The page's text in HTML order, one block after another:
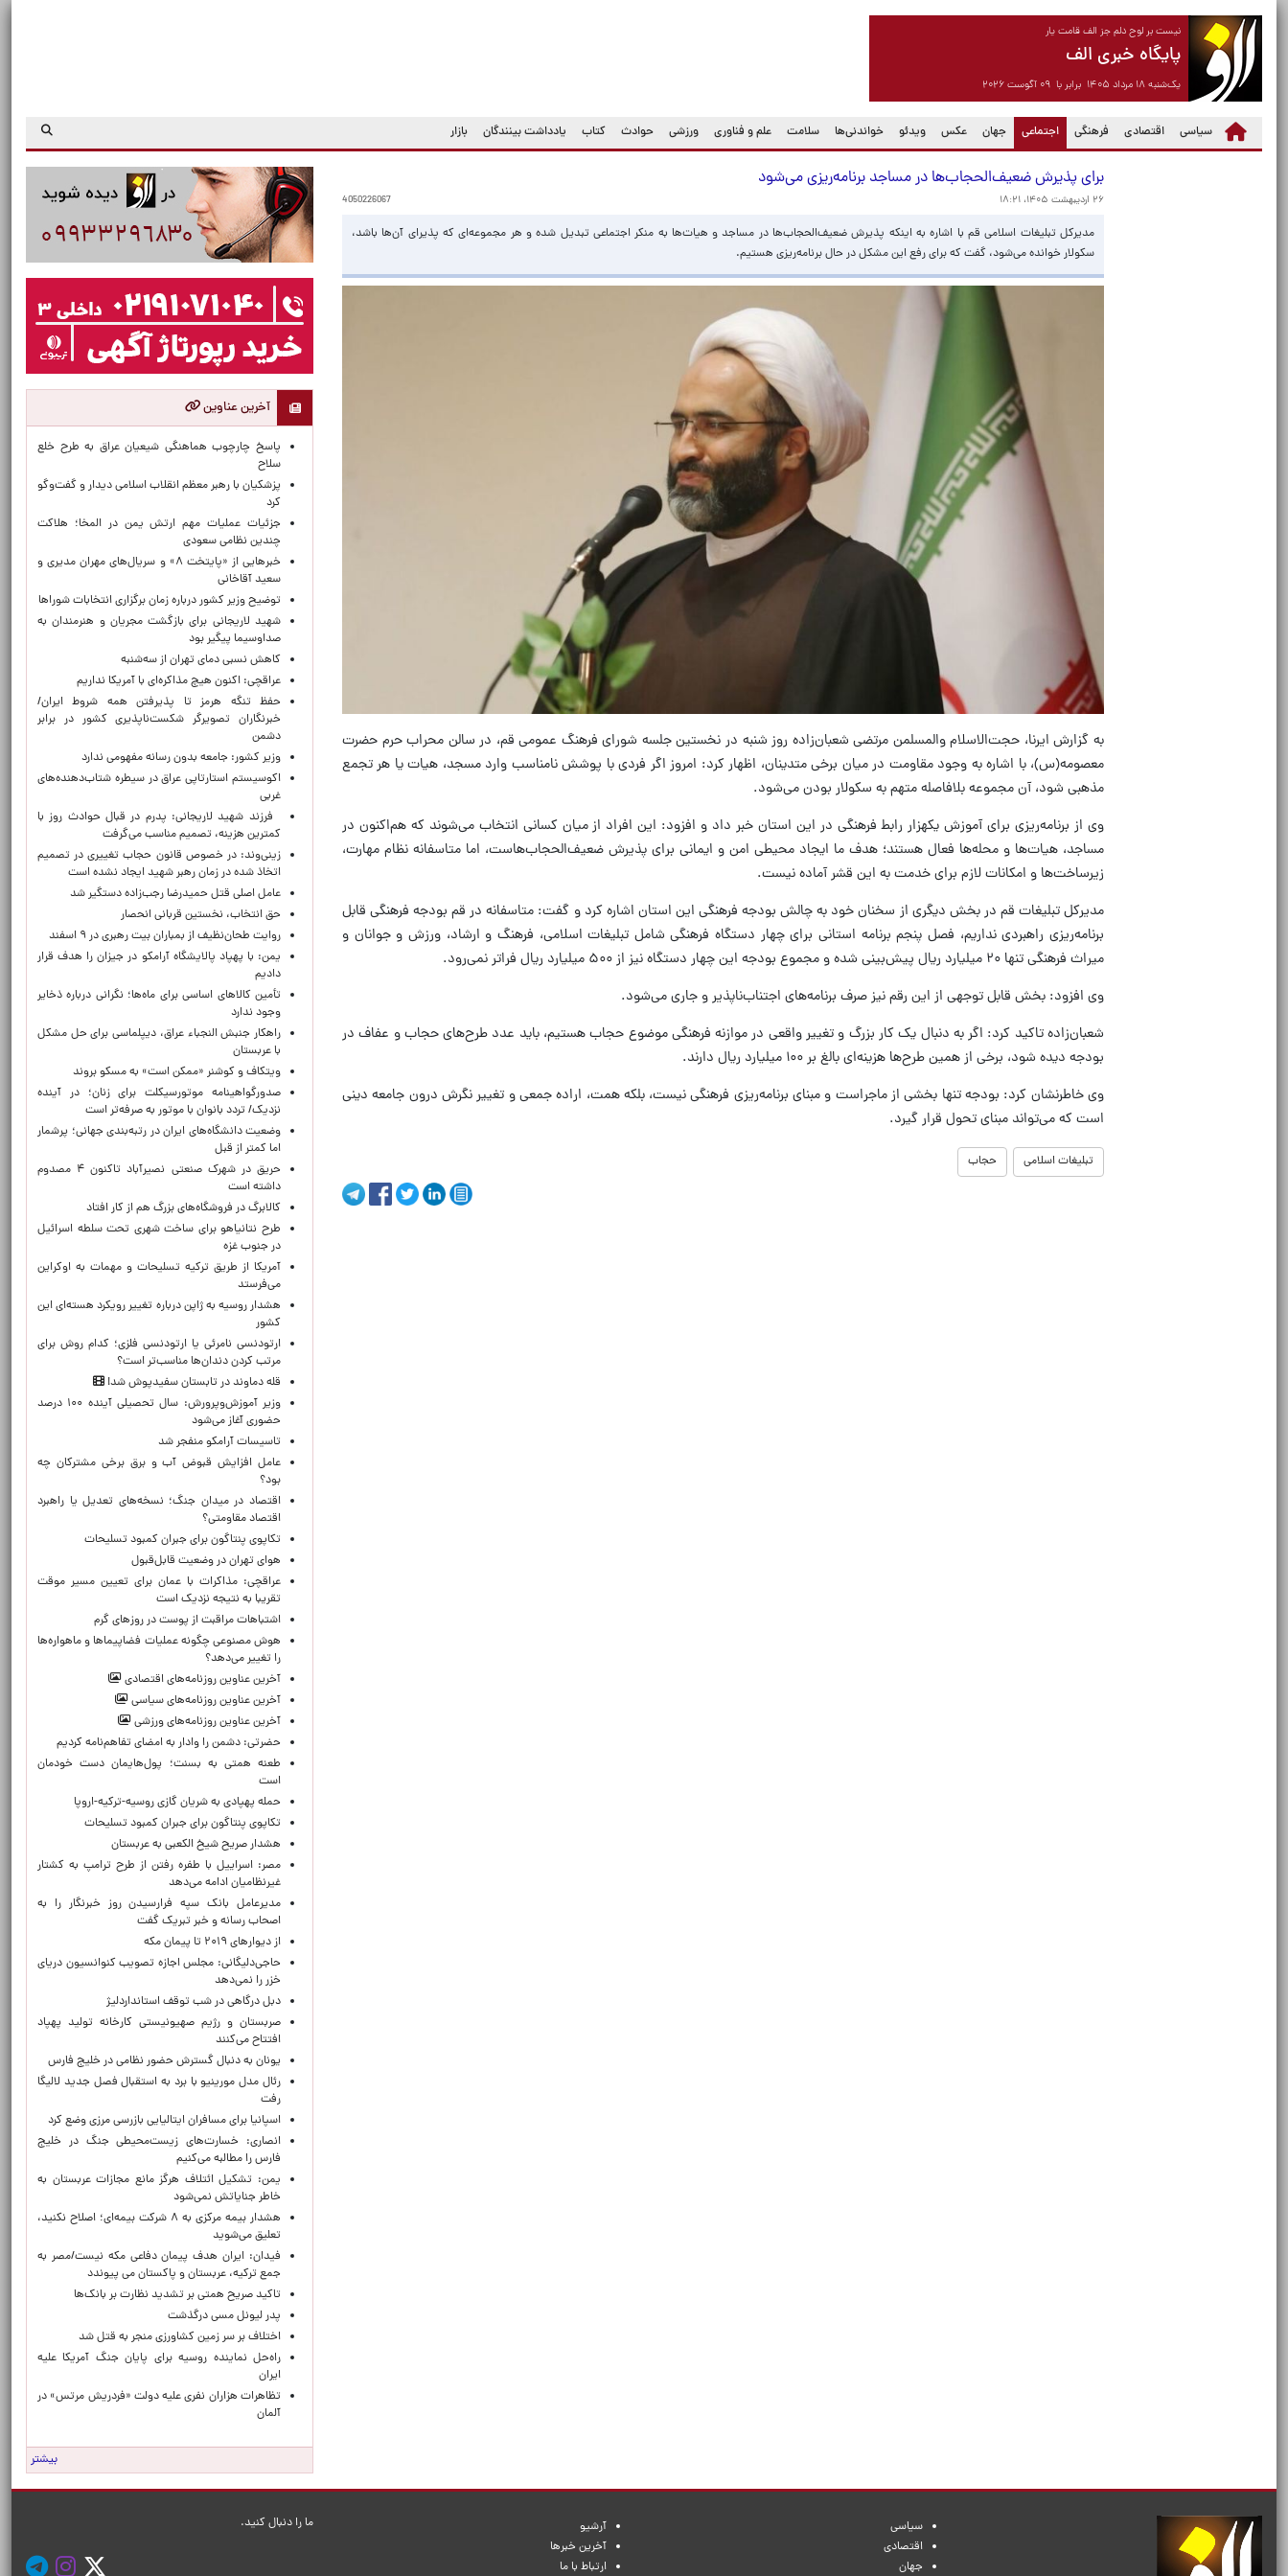
نیست بر لوح دلم جز الف قامت یار
پایگاه خبری الف
یک‌شنبه ۱۸ مرداد ۱۴۰۵ برابر با ۰۹ آگوست ۲۰۲۶
سیاسی اقتصادی فرهنگی اجتماعی
(current) جهان عکس ویدئو خواندنی‌ها سلامت علم و فناوری ورزشی حوادث کتاب یادداشت بینندگان بازار
برای پذیرش ضعیف‌الحجاب‌ها در مساجد برنامه‌ریزی می‌شود
۲۶ اردیبهشت ۱۴۰۵، ۱۸:۲۱ 4050226067
مدیرکل تبلیغات اسلامی قم با اشاره به اینکه پذیرش ضعیف‌الحجاب‌ها در مساجد و هیات‌ها به منکر اجتماعی تبدیل شده و هر مجموعه‌ای که پذیرای آن‌ها باشد،
سکولار خوانده می‌شود، گفت که برای رفع این مشکل در حال برنامه‌ریزی هستیم.
به گزارش ایرنا، حجت‌الاسلام‌ والمسلمن مرتضی شعبان‌زاده روز شنبه در نخستین جلسه شورای فرهنگ عمومی قم، در سالن محراب حرم حضرت
معصومه(س)، با اشاره به وجود مقاومت در میان برخی متدینان، اظهار کرد: امروز اگر فردی با پوشش نامناسب وارد مسجد، هیات یا هر تجمع
مذهبی شود، آن مجموعه بلافاصله متهم به سکولار بودن می‌شود.
وی از برنامه‌ریزی برای آموزش یکهزار رابط فرهنگی در این استان خبر داد و افزود: این افراد از میان کسانی انتخاب می‌شوند که هم‌اکنون در
مساجد، هیات‌ها و محله‌ها فعال هستند؛ هدف ما ایجاد محیطی امن و ایمانی برای پذیرش ضعیف‌الحجاب‌هاست، اما متاسفانه نظام مهارت،
زیرساخت‌ها و امکانات لازم برای خدمت به این قشر آماده نیست.
مدیرکل تبلیغات قم در بخش دیگری از سخنان خود به چالش بودجه فرهنگی این استان اشاره کرد و گفت: متاسفانه در قم بودجه فرهنگی قابل
برنامه‌ریزی راهبردی نداریم، فصل پنجم برنامه استانی برای چهار دستگاه فرهنگی شامل تبلیغات اسلامی، فرهنگ و ارشاد، ورزش و جوانان و
میراث فرهنگی تنها ۲۰ میلیارد ریال پیش‌بینی شده و مجموع بودجه این چهار دستگاه نیز از ۵۰۰ میلیارد ریال فراتر نمی‌رود.
وی افزود: بخش قابل توجهی از این رقم نیز صرف برنامه‌های اجتناب‌ناپذیر و جاری می‌شود.
شعبان‌زاده تاکید کرد: اگر به دنبال یک کار بزرگ و تغییر واقعی در موازنه فرهنگی موضوع حجاب هستیم، باید عدد طرح‌های حجاب و عفاف در
بودجه دیده شود، برخی از همین طرح‌ها هزینه‌ای بالغ بر ۱۰۰ میلیارد ریال دارند.
وی خاطرنشان کرد: بودجه تنها بخشی از ماجراست و مبنای برنامه‌ریزی فرهنگی نیست، بلکه همت، اراده جمعی و تغییر نگرش درون جامعه دینی
است که می‌تواند مبنای تحول قرار گیرد.
تبلیغات اسلامی حجاب
آخرین عناوین
پاسخ چارچوب هماهنگی شیعیان عراق به طرح خلع
سلاح
پزشکیان با رهبر معظم انقلاب اسلامی دیدار و گفت‌وگو
کرد
جزئیات عملیات مهم ارتش یمن در المخا؛ هلاکت
چندین نظامی سعودی
خبرهایی از «پایتخت ۸» و سریال‌های مهران مدیری و
سعید آقاخانی
توضیح وزیر کشور درباره زمان برگزاری انتخابات شوراها
شهید لاریجانی برای بازگشت مجریان و هنرمندان به
صداوسیما پیگیر بود
کاهش نسبی دمای تهران از سه‌شنبه
عراقچی: اکنون هیچ مذاکره‌ای با آمریکا نداریم
حفظ تنگه هرمز تا پذیرفتن همه شروط ایران/
خبرنگاران تصویرگر شکست‌ناپذیری کشور در برابر
دشمن
وزیر کشور: جامعه بدون رسانه مفهومی ندارد
اکوسیستم استارتاپی عراق در سیطره شتاب‌دهنده‌‌های
غربی
فرزند شهید لاریجانی: پدرم در قبال حوادث روز با
کمترین هزینه، تصمیم مناسب می‌گرفت
زینی‌وند: در خصوص قانون حجاب تغییری در تصمیم
اتخاذ شده در زمان رهبر شهید ایجاد نشده است
عامل اصلی قتل حمیدرضا رجب‌زاده دستگیر شد
حق انتخاب، نخستین قربانی انحصار
روایت طحان‌نظیف از بمباران بیت رهبری در ۹ اسفند
یمن: با پهپاد پالایشگاه آرامکو در جیزان را هدف قرار
دادیم
تأمین کالاهای اساسی برای ماه‌ها؛ نگرانی درباره ذخایر
وجود ندارد
راهکار جنبش النجباء عراق، دیپلماسی برای حل مشکل
با عربستان
ویتکاف و کوشنر «ممکن است» به مسکو بروند
صدورگواهینامه موتورسیکلت برای زنان؛ در آینده
نزدیک/ تردد بانوان با موتور به‌ صرفه‌تر است
وضعیت دانشگاه‌های ایران در رتبه‌بندی جهانی؛ پرشمار
اما کمتر از قبل
حریق در شهرک صنعتی نصیرآباد تاکنون ۴ مصدوم
داشته است
کالابرگ در فروشگاه‌های بزرگ هم از کار افتاد
طرح نتانیاهو برای ساخت شهری تحت سلطه اسرائیل
در جنوب غزه
آمریکا از طریق ترکیه تسلیحات و مهمات به اوکراین
می‌فرستد
هشدار روسیه به ژاپن درباره تغییر رویکرد هسته‌ای این
کشور
ارتودنسی نامرئی یا ارتودنسی فلزی؛ کدام روش برای
مرتب کردن دندان‌ها مناسب‌تر است؟
قله دماوند در تابستان سفیدپوش شد!
وزیر آموزش‌وپرورش: سال تحصیلی آینده ۱۰۰ درصد
حضوری آغاز می‌شود
تاسیسات آرامکو منفجر شد
عامل افزایش قبوض آب و برق برخی مشترکان چه
بود؟
اقتصاد در میدان جنگ؛ نسخه‌های تعدیل یا راهبرد
اقتصاد مقاومتی؟
تکاپوی پنتاگون برای جبران کمبود تسلیحات
هوای تهران در وضعیت قابل‌قبول
عراقچی: مذاکرات با عمان برای تعیین مسیر موقت
تقریبا به نتیجه نزدیک است
اشتباهات مراقبت از پوست در روزهای گرم
هوش مصنوعی چگونه عملیات فضاپیماها و ماهواره‌ها
را تغییر می‌دهد؟
آخرین عناوین روزنامه‌های اقتصادی
آخرین عناوین روزنامه‌های سیاسی
آخرین عناوین روزنامه‌های ورزشی
حضرتی: دشمن را وادار به امضای تفاهم‌نامه کردیم
طعنه همتی به بسنت؛ پول‌هایمان دست خودمان
است
حمله پهپادی به شریان گازی روسیه-ترکیه-اروپا
تکاپوی پنتاگون برای جبران کمبود تسلیحات
هشدار صریح شیخ الکعبی به عربستان
مصر: اسراییل با طفره رفتن از طرح ترامپ به کشتار
غیرنظامیان ادامه می‌دهد
مدیرعامل بانک سپه فرارسیدن روز خبرنگار را به
اصحاب رسانه و خبر تبریک گفت
از دیوارهای ۲۰۱۹ تا پیمان مکه
حاجی‌دلیگانی: مجلس اجازه تصویب کنوانسیون دریای
خزر را نمی‌دهد
دبل درگاهی در شب توقف استانداردلیژ
صربستان و رژیم صهیونیستی کارخانه تولید پهپاد
افتتاح می‌کنند
یونان به دنبال گسترش حضور نظامی در خلیج فارس
رئال مدل مورینیو با برد به استقبال فصل جدید لالیگا
رفت
اسپانیا برای مسافران ایتالیایی بازرسی مرزی وضع کرد
انصاری: خسارت‌های زیست‌محیطی جنگ در خلیج
فارس را مطالبه‌ می‌کنیم
یمن: تشکیل ائتلاف هرگز مانع مجازات عربستان به
خاطر جنایاتش نمی‌شود
هشدار بیمه مرکزی به ۸ شرکت بیمه‌ای؛ اصلاح نکنید،
تعلیق می‌شوید
فیدان: ایران هدف پیمان دفاعی مکه نیست/مصر به
جمع ترکیه، عربستان و پاکستان می پیوندد
تاکید صریح همتی بر تشدید نظارت بر بانک‌ها
پدر لیونل مسی درگذشت
اختلاف بر سر زمین کشاورزی منجر به قتل شد
راه‌حل نماینده روسیه برای پایان جنگ آمریکا علیه
ایران
تظاهرات هزاران نفری علیه دولت «فردریش مرتس» در
آلمان
بیشتر
سیاسی
اقتصادی
جهان
آرشیو
آخرین خبرها
ارتباط با ما
ما را دنبال کنید.